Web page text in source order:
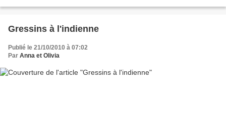
Gressins à l'indienne
Publié le 21/10/2010 à 07:02
Par Anna et Olivia